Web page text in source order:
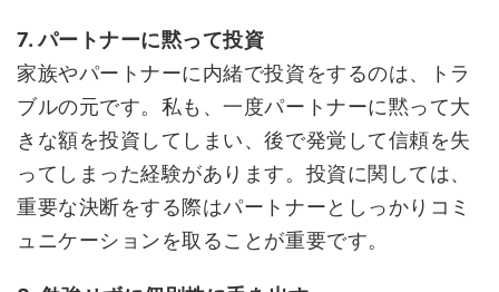
7. パートナーに黙って投資
家族やパートナーに内緒で投資をするのは、トラ
ブルの元です。私も、一度パートナーに黙って大
きな額を投資してしまい、後で発覚して信頼を失
ってしまった経験があります。投資に関しては、
重要な決断をする際はパートナーとしっかりコミ
ュニケーションを取ることが重要です。